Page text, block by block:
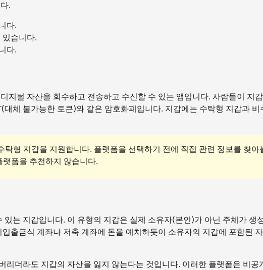
.
다.
습니다.
다.
지털 자산을 회수하고 전송하고 수신할 수 있는 앱입니다. 사람들이 지
체 불가능한 토큰)와 같은 암호화폐입니다. 지갑에는 수탁형 지갑과 비
탁형 지갑을 지원합니다. 플랫폼을 선택하기 전에 직접 관련 정보를 찾아
폼을 추천하지 않습니다.
는 지갑입니다. 이 유형의 지갑은 실제 소유자(본인)가 아닌 주체가 생
출금식 계좌나 저축 계좌에 돈을 예치하듯이 소유자의 지갑에 포함된
리더라도 지갑의 자산을 잃지 않는다는 것입니다. 이러한 플랫폼은 비공